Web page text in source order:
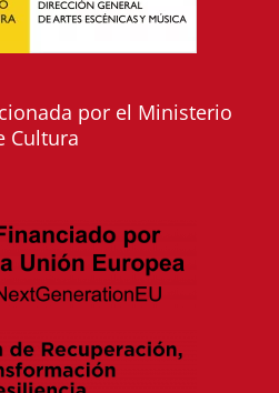
por el Ministerio
Cultura